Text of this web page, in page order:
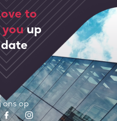
to
youup
ons op